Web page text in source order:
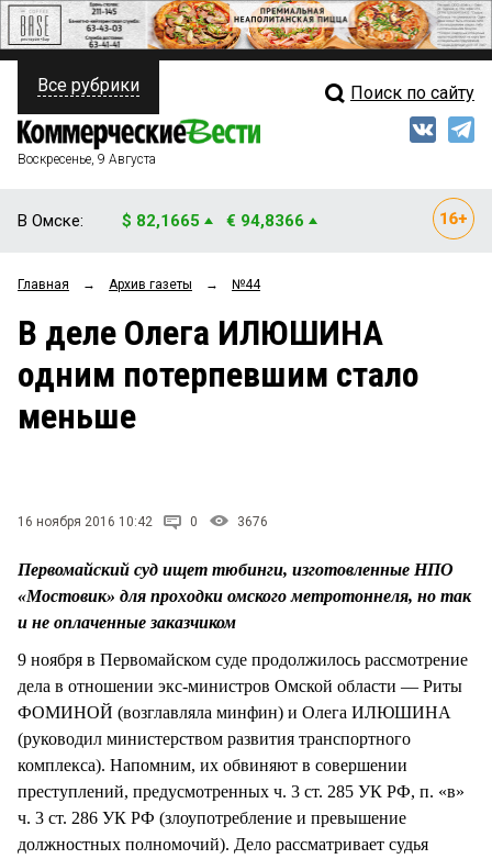
ПОЛИТИКА
ФИНАНСЫ
ОБЩЕСТВО
ЗАКОН
НОВОСТИ КОМПАНИЙ
Свежий выпуск
Рейтинги
Блоги
Все рубрики Поиск по сайту
Воскресенье, 9 Августа
В Омске: $ 82,1665 € 94,8366
Главная → Архив газеты → №44
В деле Олега ИЛЮШИНА
одним потерпевшим стало
меньше
16 ноября 2016 10:42 0 3676
Первомайский суд ищет тюбинги, изготовленные НПО
«Мостовик» для проходки омского метротоннеля, но так
и не оплаченные заказчиком
9 ноября в Первомайском суде продолжилось рассмотрение
дела в отношении экс-министров Омской области — Риты
ФОМИНОЙ (возглавляла минфин) и Олега ИЛЮШИНА
(руководил министерством развития транспортного
комплекса). Напомним, их обвиняют в совершении
преступлений, предусмотренных ч. 3 ст. 285 УК РФ, п. «в»
ч. 3 ст. 286 УК РФ (злоупотребление и превышение
должностных полномочий). Дело рассматривает судья